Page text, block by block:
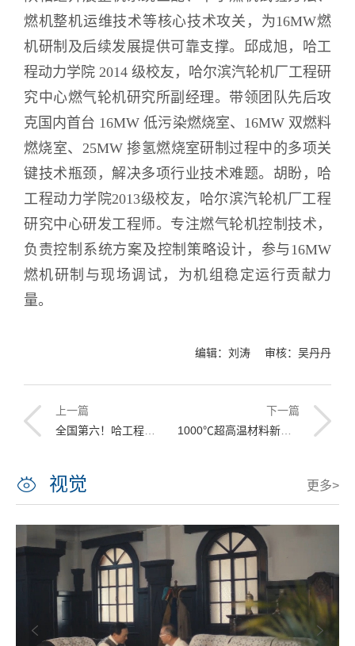
燃机整机运维技术等核心技术攻关，为16MW燃
机研制及后续发展提供可靠支撑。邱成旭，哈工
程动力学院 2014 级校友，哈尔滨汽轮机厂工程研
究中心燃气轮机研究所副经理。带领团队先后攻
克国内首台 16MW 低污染燃烧室、16MW 双燃料
燃烧室、25MW 掺氢燃烧室研制过程中的多项关
键技术瓶颈，解决多项行业技术难题。胡盼，哈
工程动力学院2013级校友，哈尔滨汽轮机厂工程
研究中心研发工程师。专注燃气轮机控制技术，
负责控制系统方案及控制策略设计，参与16MW
燃机研制与现场调试，为机组稳定运行贡献力
量。
编辑：刘涛 审核：吴丹丹
上一篇
全国第六！哈工程获中国研究生创新实践系列大赛全国冠军2项
下一篇
1000℃超高温材料新解！哈工程提出增材制造新策略破解难熔高熵合金“强度-塑性”矛盾
视觉 更多>